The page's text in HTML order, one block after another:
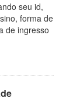
seu id,
forma de
de ingresso